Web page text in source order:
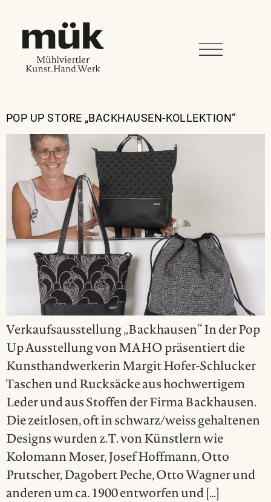
POP UP STORE „BACKHAUSEN-KOLLEKTION“
Verkaufsausstellung „Backhausen“ In der Pop
Up Ausstellung von MAHO präsentiert die
Kunsthandwerkerin Margit Hofer-Schlucker
Taschen und Rucksäcke aus hochwertigem
Leder und aus Stoffen der Firma Backhausen.
Die zeitlosen, oft in schwarz/weiss gehaltenen
Designs wurden z.T. von Künstlern wie
Kolomann Moser, Josef Hoffmann, Otto
Prutscher, Dagobert Peche, Otto Wagner und
anderen um ca. 1900 entworfen und […]